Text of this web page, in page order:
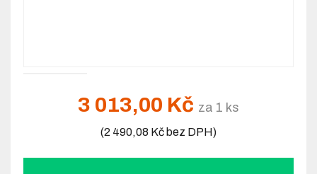
3 013,00 Kč za 1 ks
(2 490,08 Kč bez DPH)